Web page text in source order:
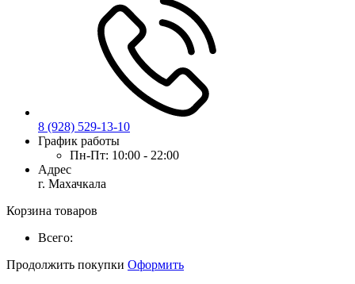
8 (928) 529-13-10
График работы
Пн-Пт: 10:00 - 22:00
Адрес
г. Махачкала
Корзина товаров
Всего:
Продолжить покупки Оформить